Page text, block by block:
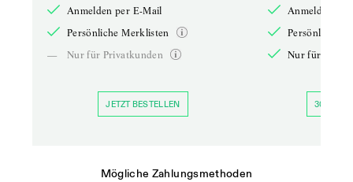
Anmelden per E-Mail
Persönliche Merklisten
—
Nur für Privatkunden
JETZT BESTELLEN
Anmelden
Persönliche
Nur für
30 TAGE
Mögliche Zahlungsmethoden